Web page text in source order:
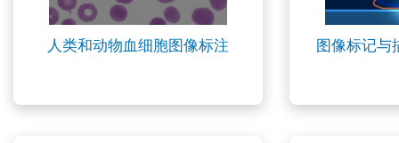
人类和动物血细胞图像标注 图像标记与